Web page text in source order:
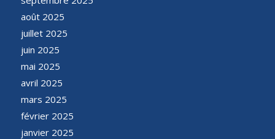
août 2025
juillet 2025
juin 2025
mai 2025
avril 2025
mars 2025
février 2025
janvier 2025